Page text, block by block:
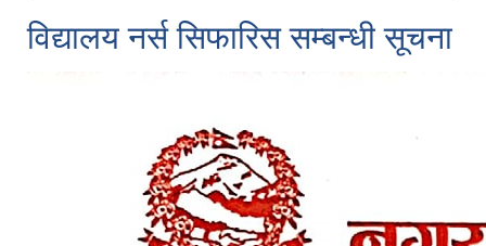
विद्यालय नर्स सिफारिस सम्बन्धी सूचना